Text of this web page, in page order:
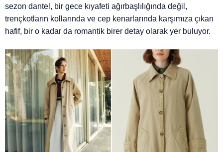
sezon dantel, bir gece kıyafeti ağırbaşlılığında değil,
trençkotların kollarında ve cep kenarlarında karşımıza çıkan
hafif, bir o kadar da romantik birer detay olarak yer buluyor.